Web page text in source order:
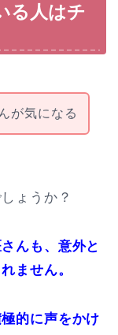
る人はチ
が気になる
ょうか？
んも、意外と
ません。
的に声をかけ